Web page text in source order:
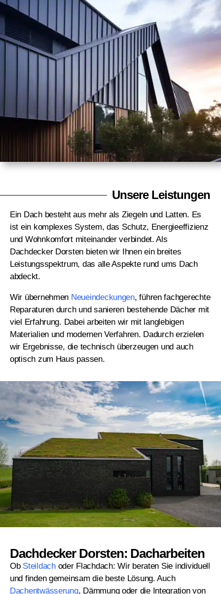
Unsere Leistungen
Ein Dach besteht aus mehr als Ziegeln und Latten. Es
ist ein komplexes System, das Schutz, Energieeffizienz
und Wohnkomfort miteinander verbindet. Als
Dachdecker Dorsten bieten wir Ihnen ein breites
Leistungsspektrum, das alle Aspekte rund ums Dach
abdeckt.
Wir übernehmen Neueindeckungen, führen fachgerechte
Reparaturen durch und sanieren bestehende Dächer mit
viel Erfahrung. Dabei arbeiten wir mit langlebigen
Materialien und modernen Verfahren. Dadurch erzielen
wir Ergebnisse, die technisch überzeugen und auch
optisch zum Haus passen.
Dachdecker Dorsten: Dacharbeiten
Ob Steildachoder Flachdach: Wir beraten Sie individuell
und finden gemeinsam die beste Lösung. Auch
Dachentwässerung, Dämmung oder die Integration von